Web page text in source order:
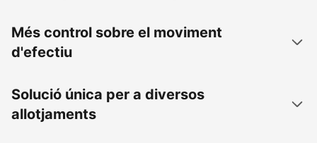
Més control sobre el moviment
d'efectiu
Solució única per a diversos
allotjaments